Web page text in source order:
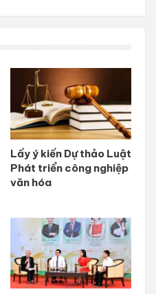
Lấy ý kiến Dự thảo Luật
Phát triển công nghiệp
văn hóa